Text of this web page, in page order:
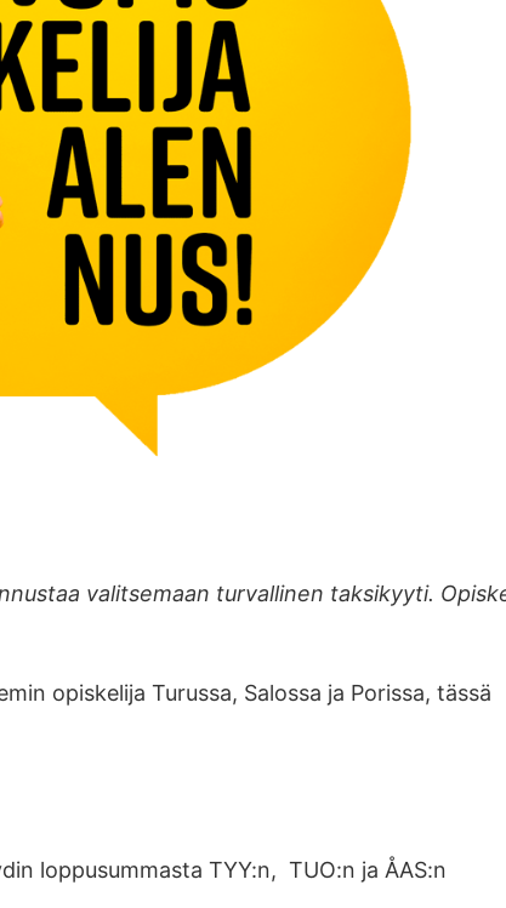
valitsemaan turvallinen taksikyyti.
opiskelija Turussa, Salossa ja Porissa, tässä
loppusummasta TYY:n, TUO:n ja ÅAS:n